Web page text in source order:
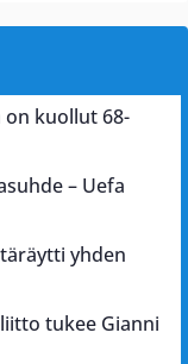
on kuollut 68-
– Uefa
yhden
tukee Gianni